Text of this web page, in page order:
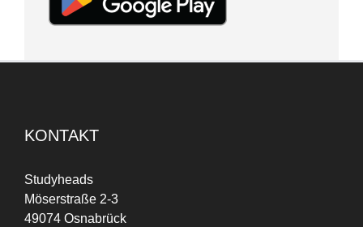
KONTAKT
Studyheads
Möserstraße 2-3
49074 Osnabrück